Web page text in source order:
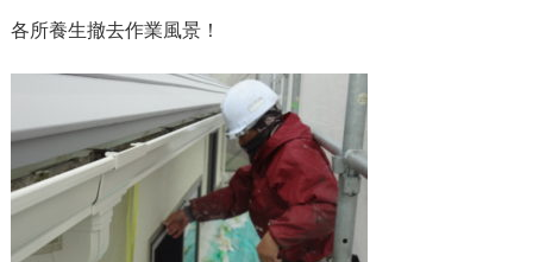
各所養生撤去作業風景！